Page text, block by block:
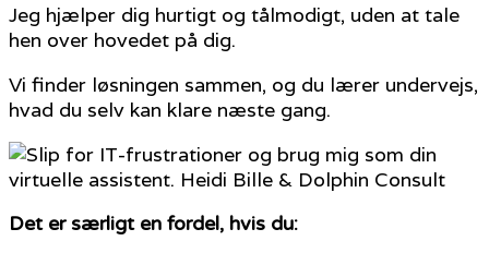
Jeg hjælper dig hurtigt og tålmodigt, uden at tale
hen over hovedet på dig.
Vi finder løsningen sammen, og du lærer undervejs,
hvad du selv kan klare næste gang.
Det er særligt en fordel, hvis du: